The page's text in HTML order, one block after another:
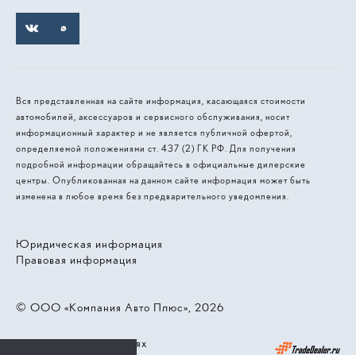
Вся представленная на сайте информация, касающаяся стоимости
автомобилей, аксессуаров и сервисного обслуживания, носит
информационный характер и не является публичной офертой,
определяемой положениями ст. 437 (2) ГК РФ. Для получения
подробной информации обращайтесь в официальные дилерские
центры. Опубликованная на данном сайте информация может быть
изменена в любое время без предварительного уведомления.
© 2026, ООО «Компания Авто Плюс»
Юридическая информация
Правовая информация
Работает на технологиях